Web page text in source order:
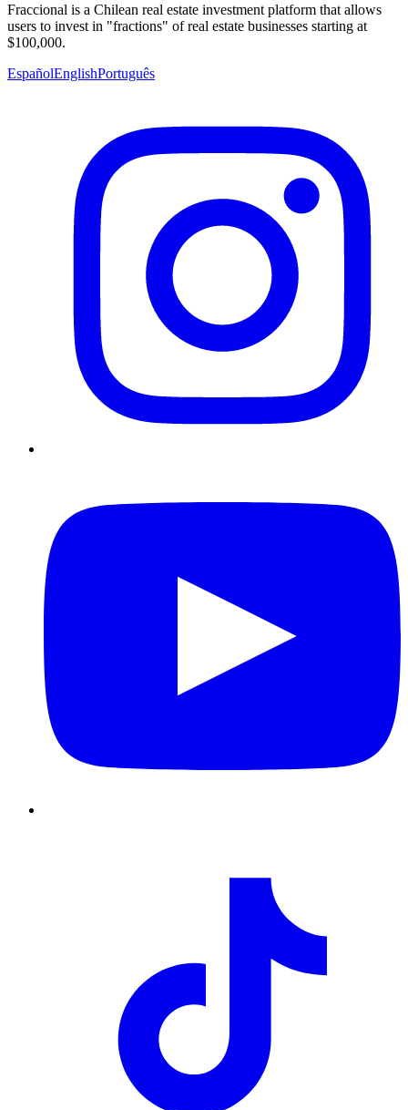
Fraccional is a Chilean real estate investment platform that allows
users to invest in "fractions" of real estate businesses starting at
$100,000.
EspañolEnglishPortuguês